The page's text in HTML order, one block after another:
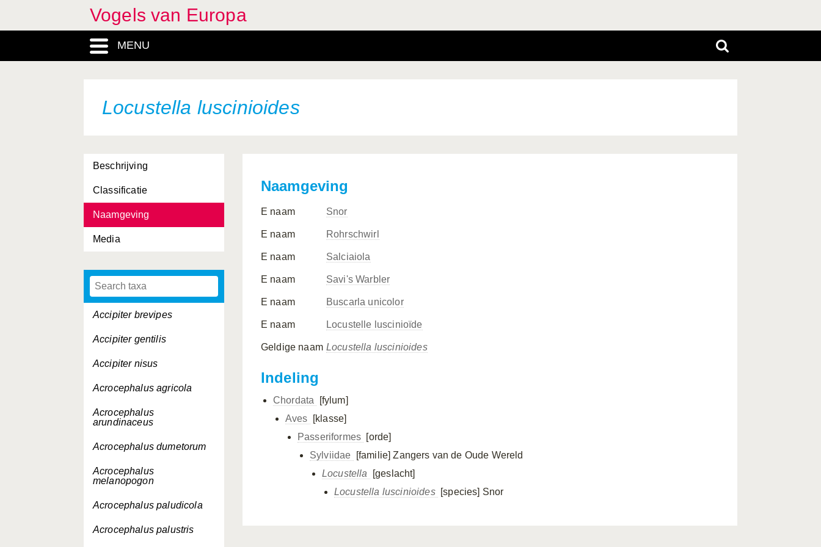
Vogels van Europa
MENU
Locustella luscinioides
Beschrijving
Classificatie
Naamgeving
Media
Accipiter brevipes
Accipiter gentilis
Accipiter nisus
Acrocephalus agricola
Acrocephalus
arundinaceus
Acrocephalus dumetorum
Acrocephalus
melanopogon
Acrocephalus paludicola
Acrocephalus palustris
Naamgeving
E naam Snor
E naam Rohrschwirl
E naam Salciaiola
E naam Savi's Warbler
E naam Buscarla unicolor
E naam Locustelle luscinioïde
Geldige naam Locustella luscinioides
Indeling
Chordata
[fylum]
Aves
[klasse]
Passeriformes [orde]
Sylviidae
[familie] Zangers van de Oude Wereld
Locustella
[geslacht]
Locustella luscinioides
[species] Snor